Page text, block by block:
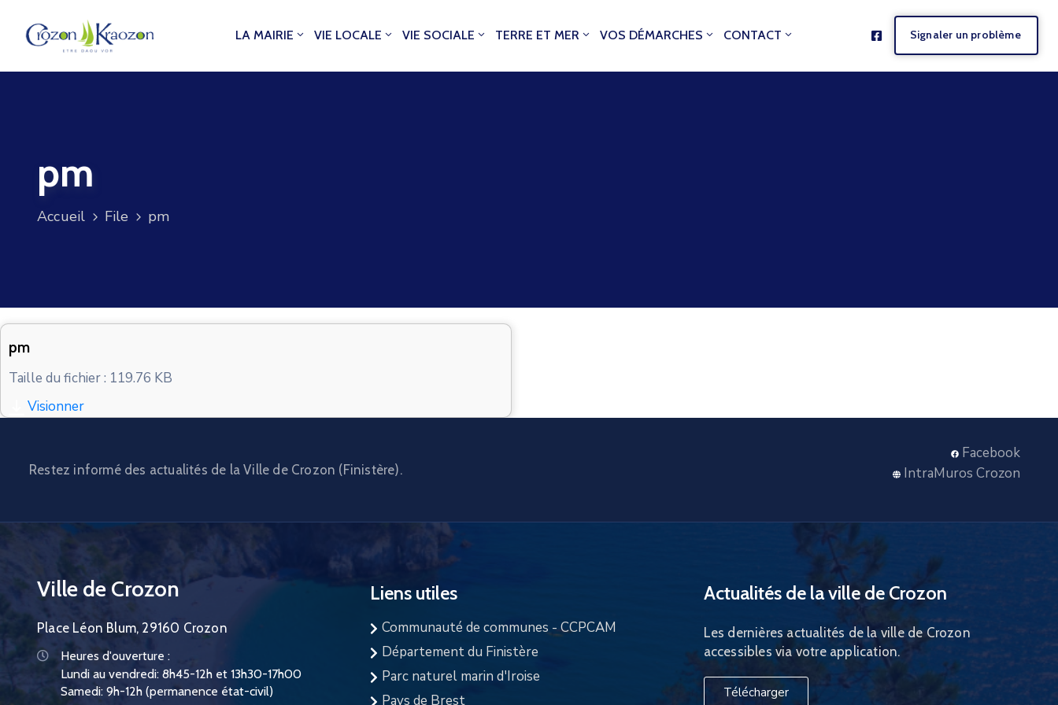
LA MAIRIE VIE LOCALE VIE SOCIALE TERRE ET MER VOS DÉMARCHES CONTACT Signaler un problème
pm
Accueil File pm
pm
Taille du fichier : 119.76 KB
Visionner
Restez informé des actualités de la Ville de Crozon (Finistère).
Facebook
IntraMuros Crozon
Ville de Crozon
Place Léon Blum, 29160 Crozon
Heures d'ouverture :
Lundi au vendredi: 8h45-12h et 13h30-17h00
Samedi: 9h-12h (permanence état-civil)
Liens utiles
Communauté de communes - CCPCAM
Département du Finistère
Parc naturel marin d'Iroise
Pays de Brest
Actualités de la ville de Crozon
Les dernières actualités de la ville de Crozon
accessibles via votre application.
Télécharger